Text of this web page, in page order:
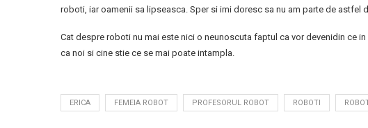
roboti, iar oamenii sa lipseasca. Sper si imi doresc sa nu am parte de astfel
Cat despre roboti nu mai este nici o neunoscuta faptul ca vor devenidin ce
ca noi si cine stie ce se mai poate intampla.
ERICA FEMEIA ROBOT PROFESORUL ROBOT ROBOTI